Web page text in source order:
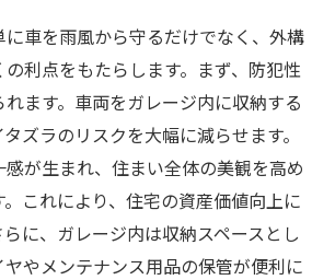
に車を雨風から守るだけでなく、外構
利点をもたらします。まず、防犯性
ます。車両をガレージ内に収納する
ズラのリスクを大幅に減らせます。
感が生まれ、住まい全体の美観を高め
これにより、住宅の資産価値向上に
に、ガレージ内は収納スペースとし
やメンテナンス用品の保管が便利に